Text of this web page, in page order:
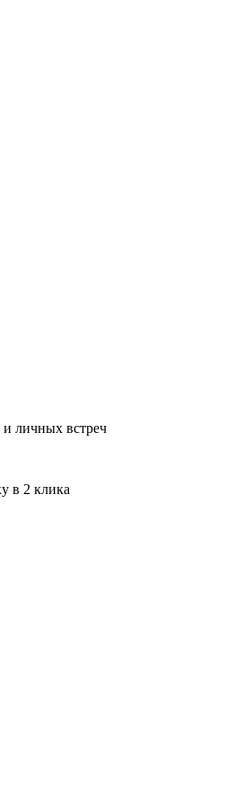
и личных встреч
в 2 клика